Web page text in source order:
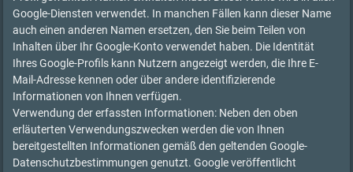
Google-Diensten verwendet. In manchen Fällen kann dieser Name
auch einen anderen Namen ersetzen, den Sie beim Teilen von
Inhalten über Ihr Google-Konto verwendet haben. Die Identität
Ihres Google-Profils kann Nutzern angezeigt werden, die Ihre E-
Mail-Adresse kennen oder über andere identifizierende
Informationen von Ihnen verfügen.
Verwendung der erfassten Informationen: Neben den oben
erläuterten Verwendungszwecken werden die von Ihnen
bereitgestellten Informationen gemäß den geltenden Google-
Datenschutzbestimmungen genutzt. Google veröffentlicht